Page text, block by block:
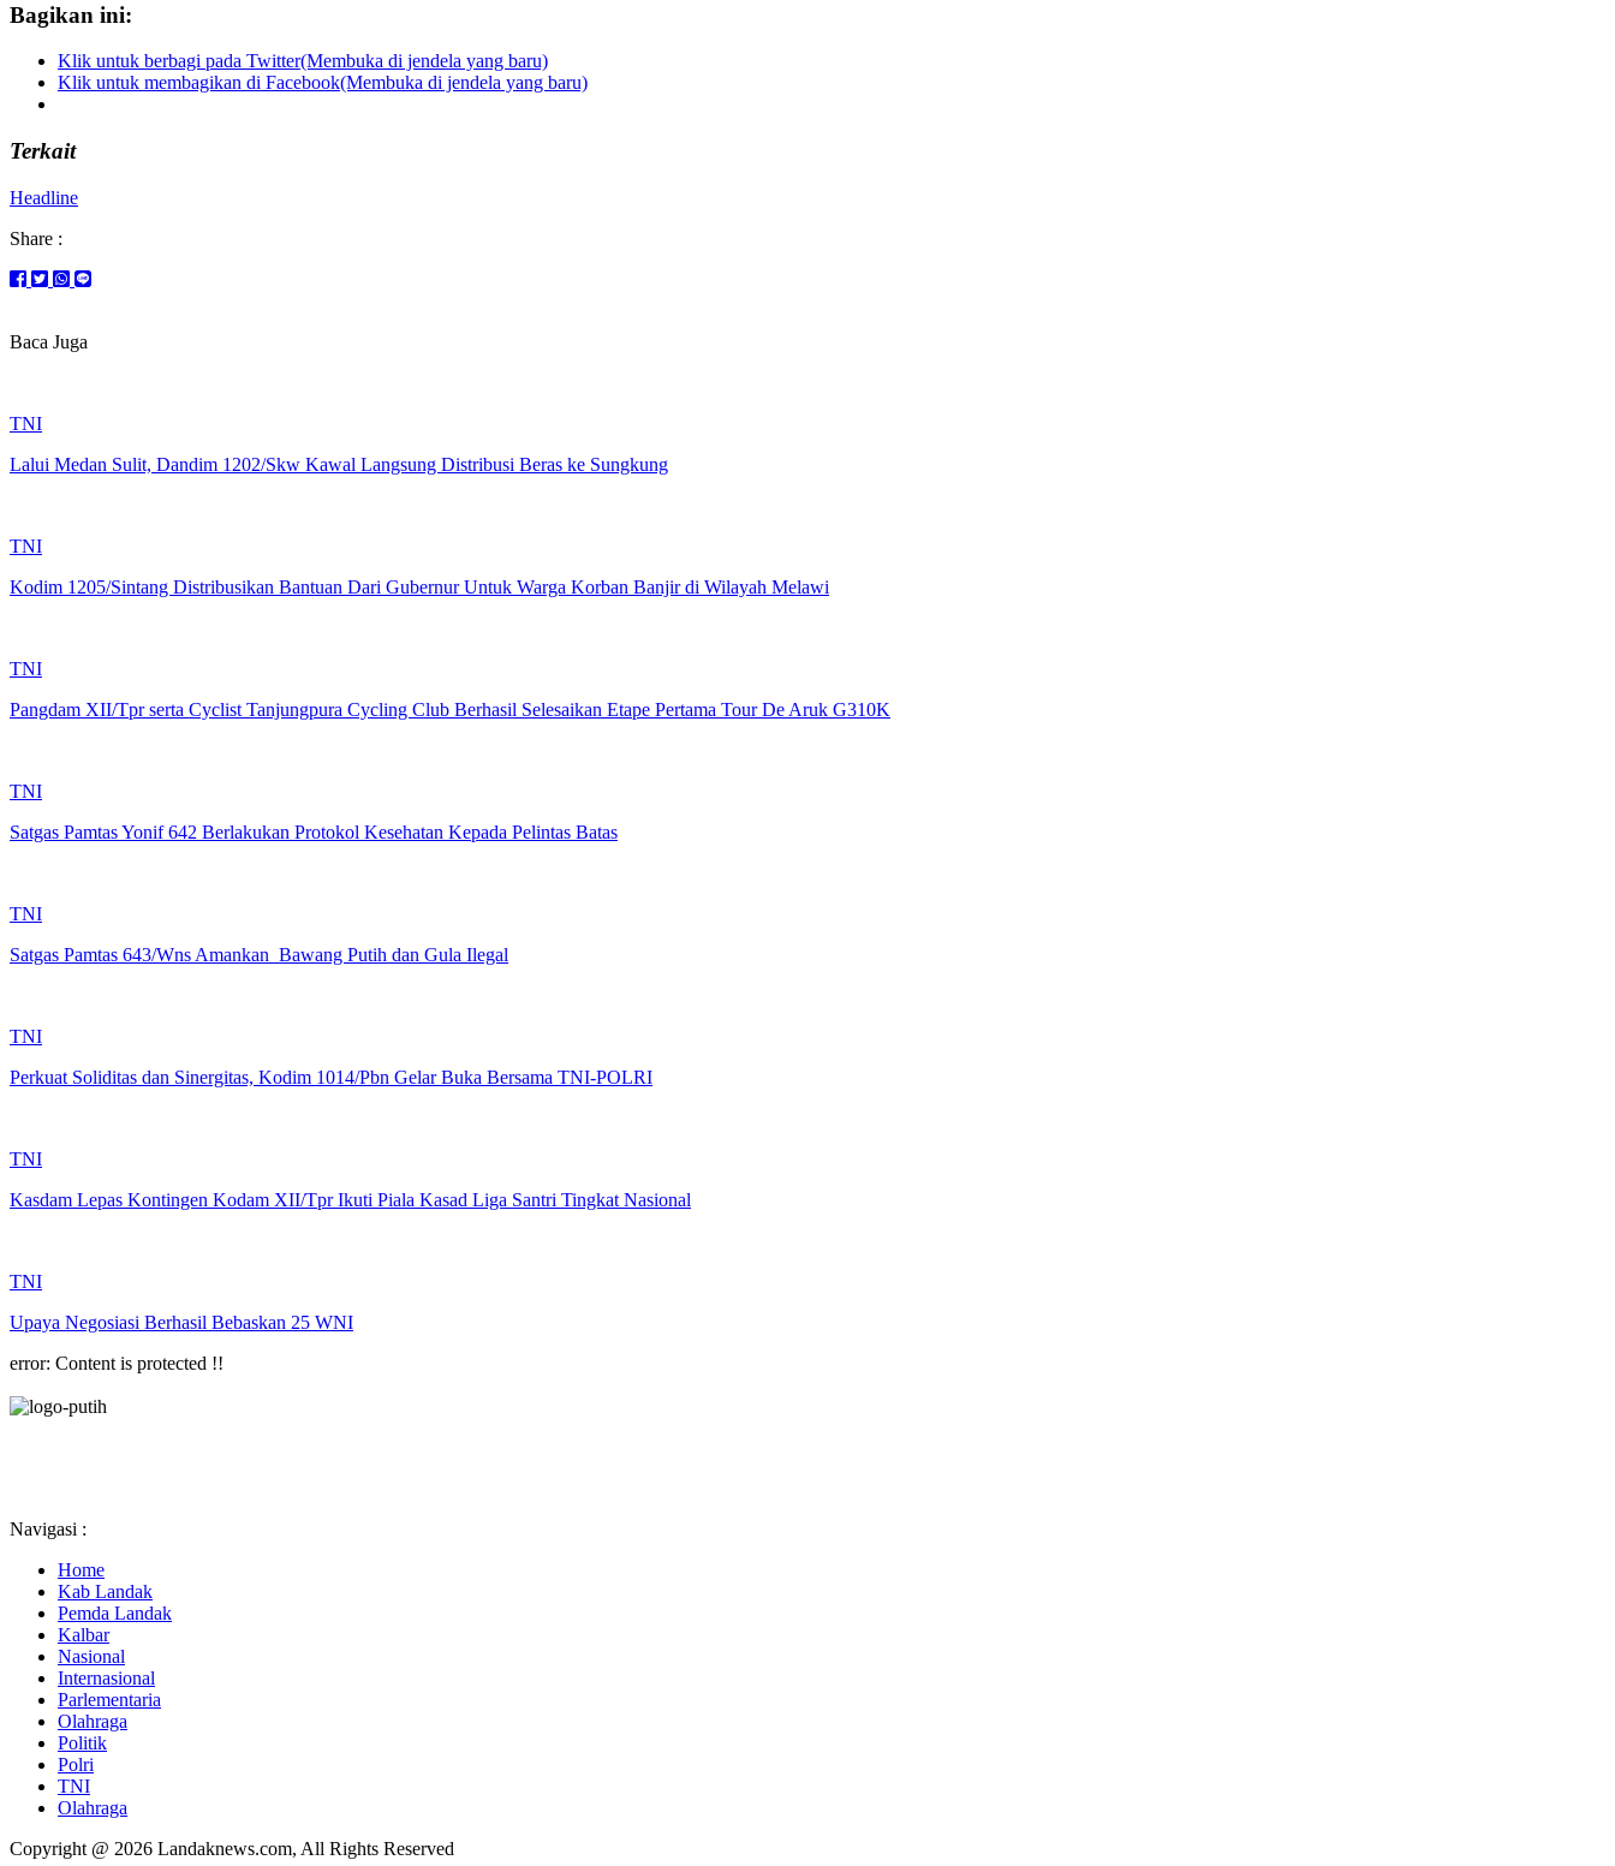
Bagikan ini:
Klik untuk berbagi pada Twitter(Membuka di jendela yang baru)
Klik untuk membagikan di Facebook(Membuka di jendela yang baru)
Terkait
Headline
Share :
Baca Juga
TNI
Lalui Medan Sulit, Dandim 1202/Skw Kawal Langsung Distribusi Beras ke Sungkung
TNI
Kodim 1205/Sintang Distribusikan Bantuan Dari Gubernur Untuk Warga Korban Banjir di Wilayah Melawi
TNI
Pangdam XII/Tpr serta Cyclist Tanjungpura Cycling Club Berhasil Selesaikan Etape Pertama Tour De Aruk G310K
TNI
Satgas Pamtas Yonif 642 Berlakukan Protokol Kesehatan Kepada Pelintas Batas
TNI
Satgas Pamtas 643/Wns Amankan Bawang Putih dan Gula Ilegal
TNI
Perkuat Soliditas dan Sinergitas, Kodim 1014/Pbn Gelar Buka Bersama TNI-POLRI
TNI
Kasdam Lepas Kontingen Kodam XII/Tpr Ikuti Piala Kasad Liga Santri Tingkat Nasional
TNI
Upaya Negosiasi Berhasil Bebaskan 25 WNI
error: Content is protected !!
Navigasi :
Home
Kab Landak
Pemda Landak
Kalbar
Nasional
Internasional
Parlementaria
Olahraga
Politik
Polri
TNI
Olahraga
Copyright @ 2026 Landaknews.com, All Rights Reserved